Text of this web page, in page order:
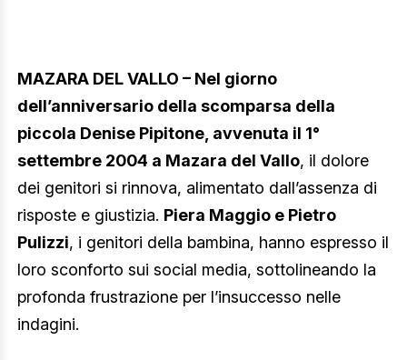
MAZARA DEL VALLO – Nel giorno
dell’anniversario della scomparsa della
piccola Denise Pipitone, avvenuta il 1°
settembre 2004 a Mazara del Vallo, il dolore
dei genitori si rinnova, alimentato dall’assenza di
risposte e giustizia. Piera Maggio e Pietro
Pulizzi, i genitori della bambina, hanno espresso il
loro sconforto sui social media, sottolineando la
profonda frustrazione per l’insuccesso nelle
indagini.